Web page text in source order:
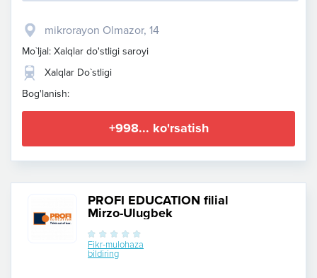
mikrorayon Olmazor, 14
Mo`ljal: Xalqlar do'stligi saroyi
Xalqlar Do`stligi
Bog'lanish:
+998... ko'rsatish
PROFI EDUCATION filial
Mirzo-Ulugbek
Fikr-mulohaza
bildiring